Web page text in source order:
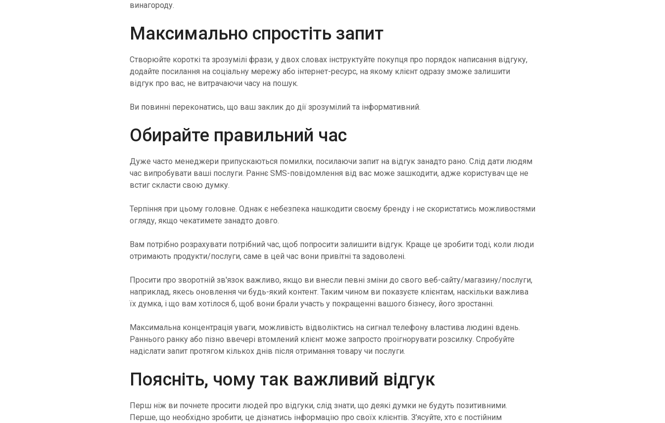
винагороду.
Максимально спростіть запит
Створюйте короткі та зрозумілі фрази, у двох словах інструктуйте покупця про порядок написання відгуку,
додайте посилання на соціальну мережу або інтернет-ресурс, на якому клієнт одразу зможе залишити
відгук про вас, не витрачаючи часу на пошук.
Ви повинні переконатись, що ваш заклик до дії зрозумілий та інформативний.
Обирайте правильний час
Дуже часто менеджери припускаються помилки, посилаючи запит на відгук занадто рано. Слід дати людям
час випробувати ваші послуги. Раннє SMS-повідомлення від вас може зашкодити, адже користувач ще не
встиг скласти свою думку.
Терпіння при цьому головне. Однак є небезпека нашкодити своєму бренду і не скористатись можливостями
огляду, якщо чекатимете занадто довго.
Вам потрібно розрахувати потрібний час, щоб попросити залишити відгук. Краще це зробити тоді, коли люди
отримають продукти/послуги, саме в цей час вони привітні та задоволені.
Просити про зворотній зв'язок важливо, якщо ви внесли певні зміни до свого веб-сайту/магазину/послуги,
наприклад, якесь оновлення чи будь-який контент. Таким чином ви показуєте клієнтам, наскільки важлива
їх думка, і що вам хотілося б, щоб вони брали участь у покращенні вашого бізнесу, його зростанні.
Максимальна концентрація уваги, можливість відволіктись на сигнал телефону властива людині вдень.
Раннього ранку або пізно ввечері втомлений клієнт може запросто проігнорувати розсилку. Спробуйте
надіслати запит протягом кількох днів після отримання товару чи послуги.
Поясніть, чому так важливий відгук
Перш ніж ви почнете просити людей про відгуки, слід знати, що деякі думки не будуть позитивними.
Перше, що необхідно зробити, це дізнатись інформацію про своїх клієнтів. З'ясуйте, хто є постійним